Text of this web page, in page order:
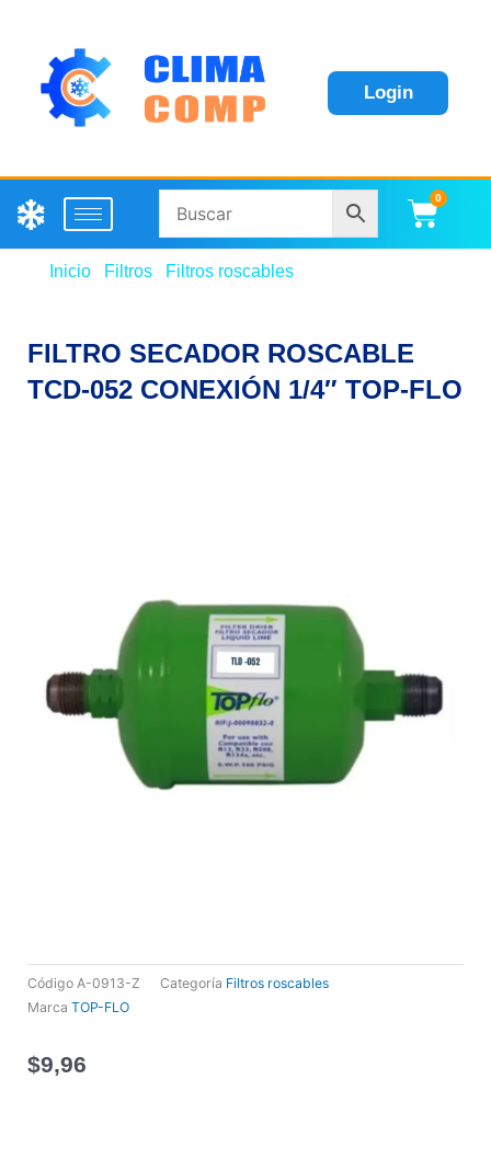
Login
0
Inicio Filtros Filtros roscables
FILTRO SECADOR ROSCABLE
TCD-052 CONEXIÓN 1/4″ TOP-FLO
Código A-0913-Z Categoría Filtros roscables
Marca TOP-FLO
$9,96